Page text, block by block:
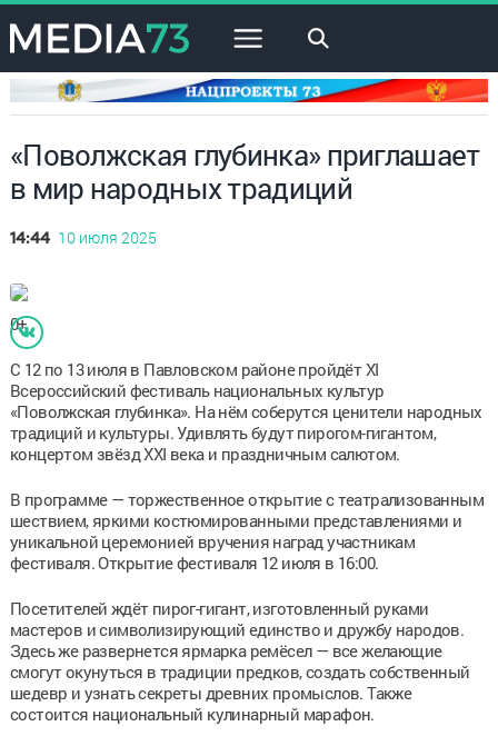
×
«Поволжская глубинка» приглашает
в мир народных традиций
14:44 10 июля 2025
0+
С 12 по 13 июля в Павловском районе пройдёт XI
Всероссийский фестиваль национальных культур
«Поволжская глубинка». На нём соберутся ценители народных
традиций и культуры. Удивлять будут пирогом-гигантом,
концертом звёзд XXI века и праздничным салютом.
В программе — торжественное открытие с театрализованным
шествием, яркими костюмированными представлениями и
уникальной церемонией вручения наград участникам
фестиваля. Открытие фестиваля 12 июля в 16:00.
Посетителей ждёт пирог-гигант, изготовленный руками
мастеров и символизирующий единство и дружбу народов.
Здесь же развернется ярмарка ремёсел — все желающие
смогут окунуться в традиции предков, создать собственный
шедевр и узнать секреты древних промыслов. Также
состоится национальный кулинарный марафон.